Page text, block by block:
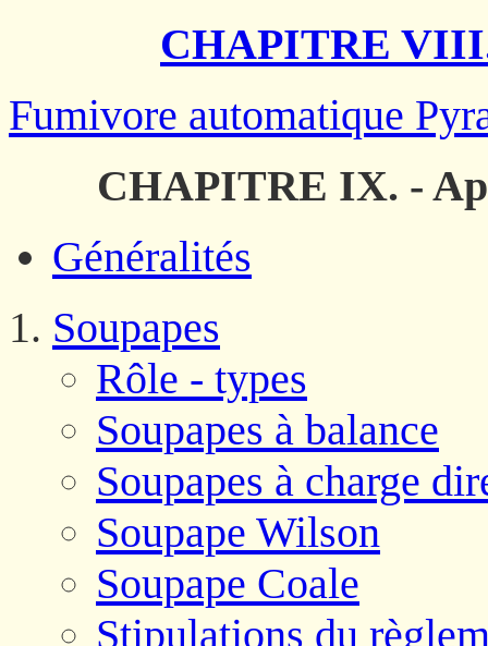
CHAPITRE
Fumivore automatique
CHAPITRE IX. -
Généralités
Soupapes
Rôle - types
Soupapes à balance
Soupapes à charge
Soupape Wilson
Soupape Coale
Stipulations du